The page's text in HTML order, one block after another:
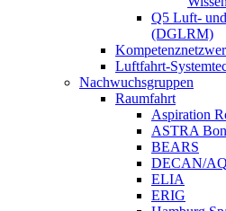
Q5 Luft-
(DGLRM)
Luftfahrt-
Nachwuchsgruppen
Raumfahrt
Aspiration
ASTRA
BEARS
DECAN/
ELIA
ERIG